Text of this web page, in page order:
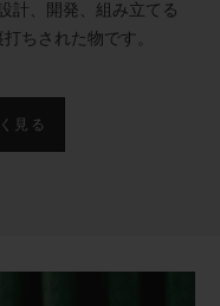
計、開発、組み立てる
ちされた物です。
見る